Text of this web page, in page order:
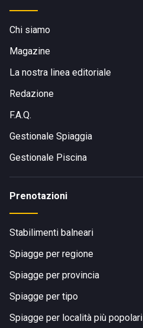
Chi siamo
Magazine
La nostra linea editoriale
Redazione
F.A.Q.
Gestionale Spiaggia
Gestionale Piscina
Prenotazioni
Stabilimenti balneari
Spiagge per regione
Spiagge per provincia
Spiagge per tipo
Spiagge per località più popolari